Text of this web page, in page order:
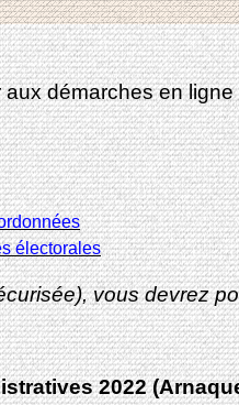
démarches en
électorales
vous devrez
2022